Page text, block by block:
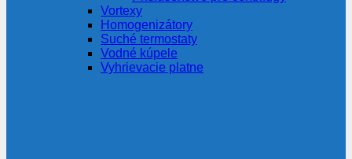
Vortexy
Homogenizátory
Suché termostaty
Vodné kúpele
Vyhrievacie platne